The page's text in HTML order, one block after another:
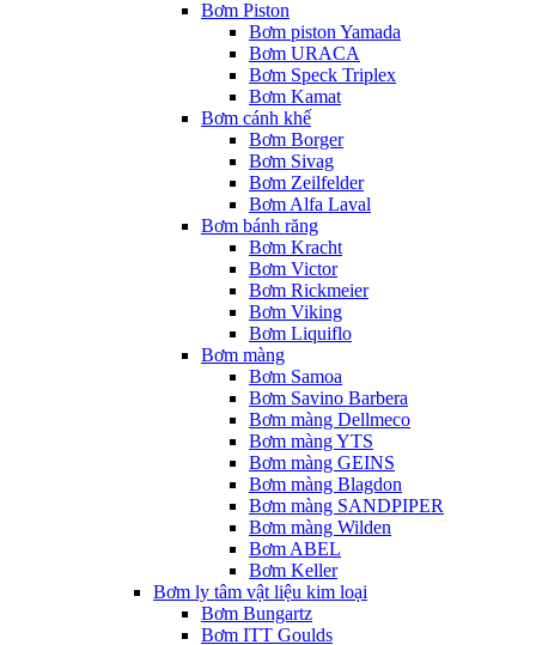
Bơm Piston
Bơm piston Yamada
Bơm URACA
Bơm Speck Triplex
Bơm Kamat
Bơm cánh khế
Bơm Borger
Bơm Sivag
Bơm Zeilfelder
Bơm Alfa Laval
Bơm bánh răng
Bơm Kracht
Bơm Victor
Bơm Rickmeier
Bơm Viking
Bơm Liquiflo
Bơm màng
Bơm Samoa
Bơm Savino Barbera
Bơm màng Dellmeco
Bơm màng YTS
Bơm màng GEINS
Bơm màng Blagdon
Bơm màng SANDPIPER
Bơm màng Wilden
Bơm ABEL
Bơm Keller
Bơm ly tâm vật liệu kim loại
Bơm Bungartz
Bơm ITT Goulds